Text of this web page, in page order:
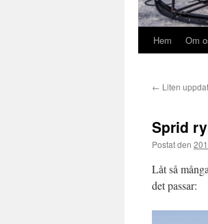
Hem Om
← Liten
Sprid
Postat den
Låt så
det passar: